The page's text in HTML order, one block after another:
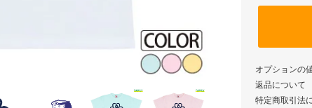
オプションの
返品について
特定商取引法